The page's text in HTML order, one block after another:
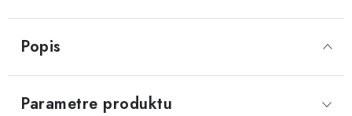
Popis
Parametre produktu